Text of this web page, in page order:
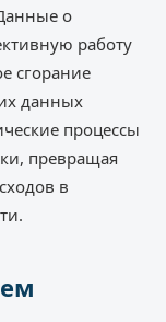
о
работу
сгорание
данных
процессы
превращая
в